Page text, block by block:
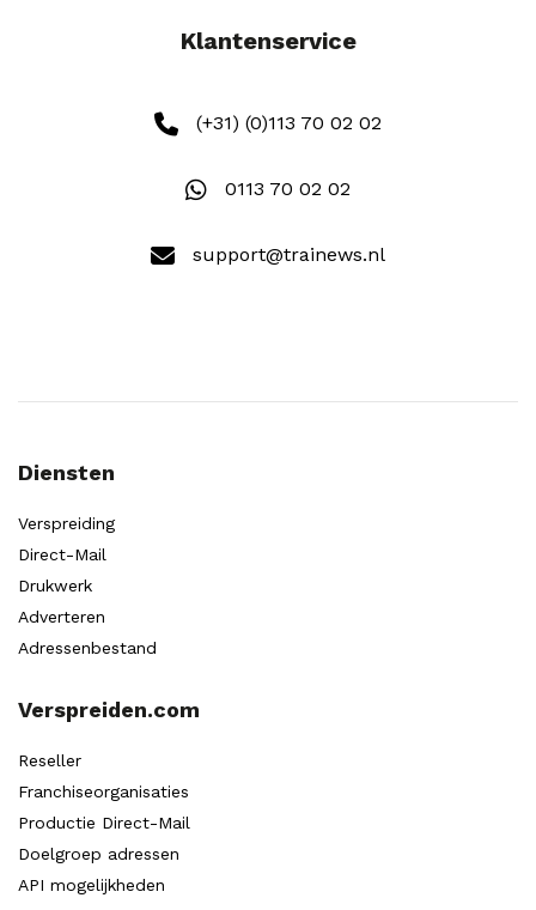
Klantenservice
(+31) (0)113 70 02 02
0113 70 02 02
support@trainews.nl
Diensten
Verspreiding
Direct-Mail
Drukwerk
Adverteren
Adressenbestand
Verspreiden.com
Reseller
Franchiseorganisaties
Productie Direct-Mail
Doelgroep adressen
API mogelijkheden